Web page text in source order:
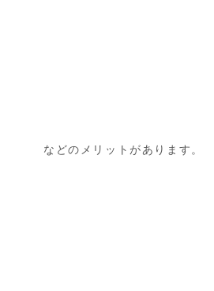
などのメリットがあります。